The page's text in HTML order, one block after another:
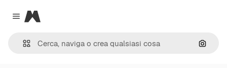
Close menu
Magnific
Cerca